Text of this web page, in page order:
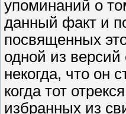
упоминаний о
данный факт и
посвященных
одной из
некогда, что он
когда тот
избранных из